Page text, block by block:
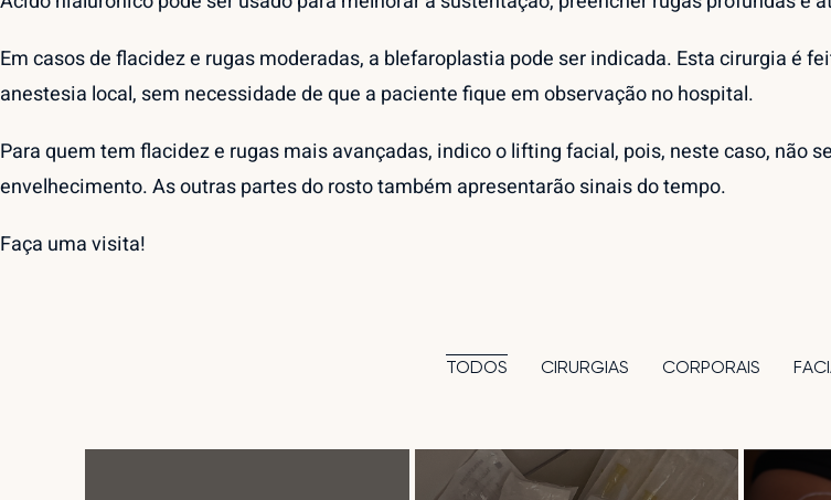
Em casos de flacidez e rugas moderadas, a blefaroplastia pode ser indicada. Esta cirurgia é
anestesia local, sem necessidade de que a paciente fique em observação no hospital.
Para quem tem flacidez e rugas mais avançadas, indico o lifting facial, pois, neste caso, não
envelhecimento. As outras partes do rosto também apresentarão sinais do tempo.
Faça umavisita!
TODOS CIRURGIAS CORPORAIS